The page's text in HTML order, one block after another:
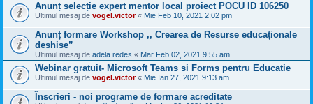
Anunț selecție expert mentor local proiect POCU ID 106250
Ultimul mesaj de vogel.victor« Mie Feb 10, 2021 2:02 pm
Anunț formare Workshop ,, Crearea de Resurse educaționale
deshise”
Ultimul mesaj de adela redes « Mar Feb 02, 2021 9:55 am
Webinar gratuit- Microsoft Teams si Forms pentru Educatie
Ultimul mesaj de vogel.victor« Mie Ian 27, 2021 9:13 am
Înscrieri - noi programe de formare acreditate